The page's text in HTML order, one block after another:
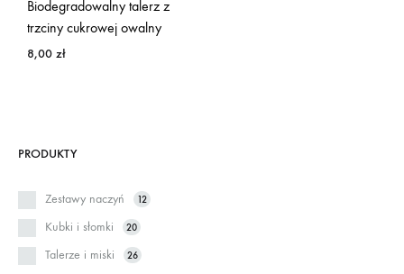
Biodegradowalny talerz z
trzciny cukrowej owalny
8,00 zł
PRODUKTY
Zestawy naczyń 12
Kubki i słomki 20
Talerze i miski 26